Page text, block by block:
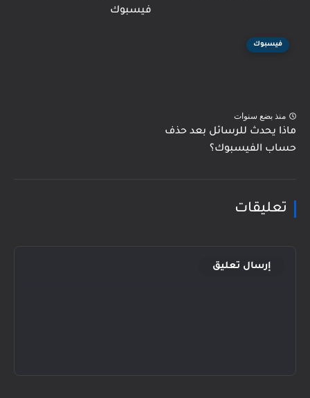
فيسبوك
فيسبوك
منذ بضع سنوات
ماذا يحدث للرسائل بعد حذف
حساب الفيسبوك؟
تعليقات
إرسال تعليق